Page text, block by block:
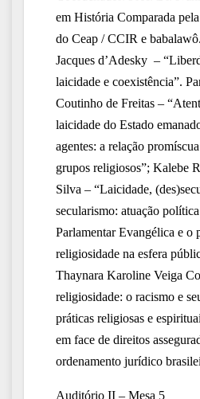
em História Comparada
do Ceap / CCIR e
Jacques d’Adesky –
laicidade e coexistência”.
Coutinho de Freitas –
laicidade do Estado
agentes: a relação
grupos religiosos”; Kalebe
Silva – “Laicidade,
secularismo: atuação
Parlamentar Evangélica e o
religiosidade na esfera
Thaynara Karoline Veiga
religiosidade: o racismo e
práticas religiosas e
em face de direitos
ordenamento jurídico
Auditório II – Mesa 5